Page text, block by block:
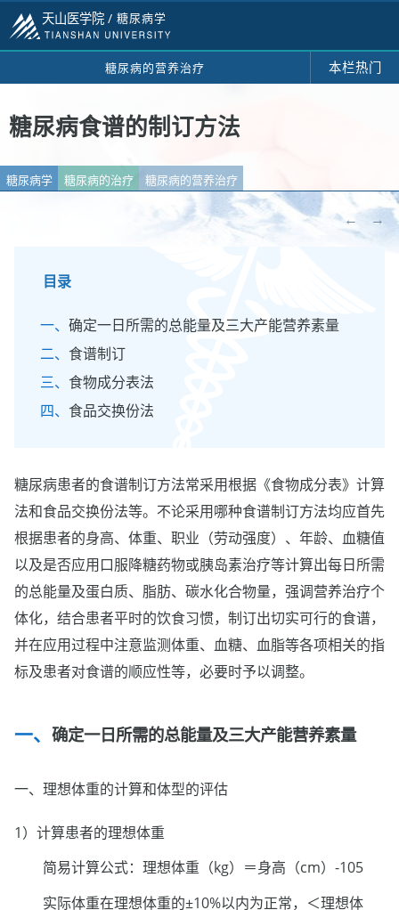
天山医学院 / 糖尿病学
糖尿病的营养治疗 本栏热门
糖尿病食谱的制订方法
糖尿病学 糖尿病的治疗 糖尿病的营养治疗
← →
目录
确定一日所需的总能量及三大产能营养素量
食谱制订
食物成分表法
食品交换份法
糖尿病患者的食谱制订方法常采用根据《食物成分表》计算
法和食品交换份法等。不论采用哪种食谱制订方法均应首先
根据患者的身高、体重、职业（劳动强度）、年龄、血糖值
以及是否应用口服降糖药物或胰岛素治疗等计算出每日所需
的总能量及蛋白质、脂肪、碳水化合物量，强调营养治疗个
体化，结合患者平时的饮食习惯，制订出切实可行的食谱，
并在应用过程中注意监测体重、血糖、血脂等各项相关的指
标及患者对食谱的顺应性等，必要时予以调整。
确定一日所需的总能量及三大产能营养素量
一、理想体重的计算和体型的评估
1）计算患者的理想体重
简易计算公式：理想体重（kg）＝身高（cm）-105
实际体重在理想体重的±10%以内为正常，＜理想体